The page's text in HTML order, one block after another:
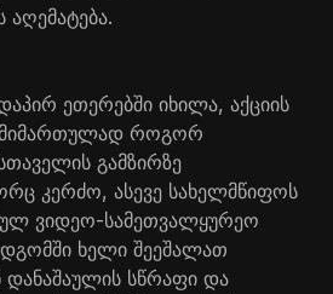
ეთერებში იხილა, აქციის
როგორ
გამზირზე
კერძო, ასევე სახელმწიფოს
ვიდეო-სამეთვალყურეო
ხელი შეეშალათ
სწრაფი და